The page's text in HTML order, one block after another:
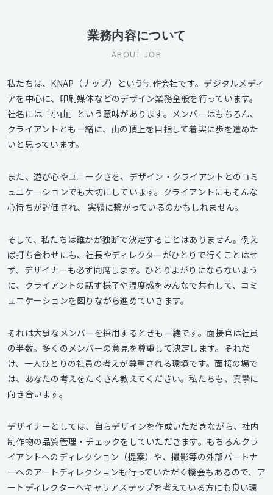
業務内容について
ABOUT JOB
私たちは、KNAP（ナップ）という制作会社です。デジタルメディ
アを中心に、印刷媒体などのデザイン業務全般を行っています。
社名には「小山」という意味があります。メンバーはもちろん、
クライアントとも一緒に、山の頂上を目指して着実に歩を進めた
いと思っています。
また、遊び心やユニークさを、デザイン・クライアントとのコミ
ュニケーションでも大切にしています。クライアントにもそんな
心持ちが評価され、 実績に繋がっているのかもしれません。
そして、私たちは誰かが独断で決定することはありません。例え
ば打ち合わせにも、社長やディレクターがひとりで行くことはせ
ず、デザイナーも必ず同席します。ひとりよがりにならないよう
に、クライアントの話す様子や温度感をみんなで共有して、コミ
ュニケーションを図りながら進めていきます。
それは大事なメンバーを採用するときも一緒です。面接官は社員
の半数。多くのメンバーの意見を尊重して決定します。それだ
け、一人ひとりの社員の考えが尊重される環境です。面接の場で
は、あなたの考えをたくさん教えてください。私たちも、真摯に
向き合います。
デザイナーとしては、自らデザインを作成いただきながら、社内
制作物の品質管理・チェックをしていただきます。もちろんクラ
イアントへのディレクション（提案）や、撮影等の外部パートナ
ーへのアートディレクションも行っていただく機会もあるので、ア
ートディレクターへキャリアステップを考えている方にも良い環